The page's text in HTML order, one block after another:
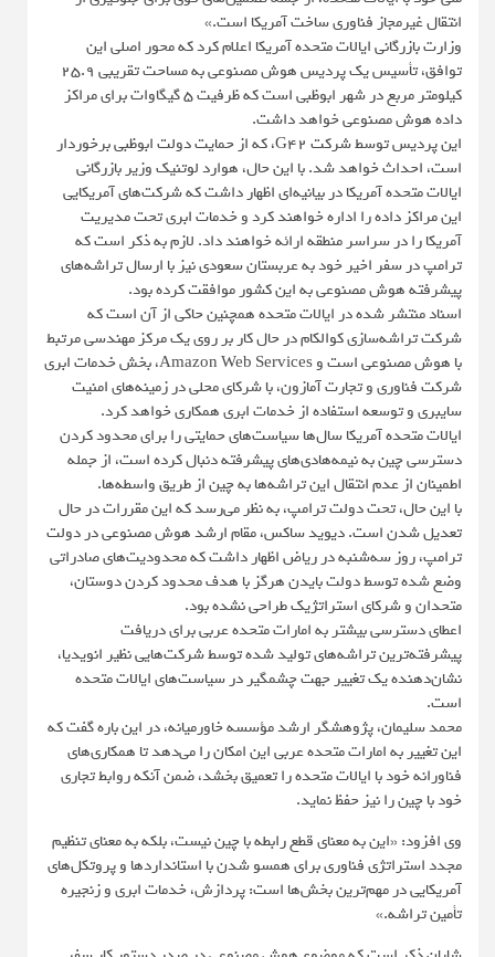
انتقال غیرمجاز فناوری ساخت آمریکا است.»
وزارت بازرگانی ایالات متحده آمریکا اعلام کرد که محور اصلی این
توافق، تأسیس یک پردیس هوش مصنوعی به مساحت تقریبی ۲۵.۹
کیلومتر مربع در شهر ابوظبی است که ظرفیت ۵ گیگاوات برای مراکز
داده هوش مصنوعی خواهد داشت.
این پردیس توسط شرکت G42، که از حمایت دولت ابوظبی برخوردار
است، احداث خواهد شد. با این حال، هوارد لوتنیک وزیر بازرگانی
ایالات متحده آمریکا در بیانیه‌ای اظهار داشت که شرکت‌های آمریکایی
این مراکز داده را اداره خواهند کرد و خدمات ابری تحت مدیریت
آمریکا را در سراسر منطقه ارائه خواهند داد. لازم به ذکر است که
ترامپ در سفر اخیر خود به عربستان سعودی نیز با ارسال تراشه‌های
پیشرفته هوش مصنوعی به این کشور موافقت کرده بود.
اسناد منتشر شده در ایالات متحده همچنین حاکی از آن است که
شرکت تراشه‌سازی کوالکام در حال کار بر روی یک مرکز مهندسی مرتبط
با هوش مصنوعی است و Amazon Web Services، بخش خدمات ابری
شرکت فناوری و تجارت آمازون، با شرکای محلی در زمینه‌های امنیت
سایبری و توسعه استفاده از خدمات ابری همکاری خواهد کرد.
ایالات متحده آمریکا سال‌ها سیاست‌های حمایتی را برای محدود کردن
دسترسی چین به نیمه‌هادی‌های پیشرفته دنبال کرده است، از جمله
اطمینان از عدم انتقال این تراشه‌ها به چین از طریق واسطه‌ها.
با این حال، تحت دولت ترامپ، به نظر می‌رسد که این مقررات در حال
تعدیل شدن است. دیوید ساکس، مقام ارشد هوش مصنوعی در دولت
ترامپ، روز سه‌شنبه در ریاض اظهار داشت که محدودیت‌های صادراتی
وضع شده توسط دولت بایدن هرگز با هدف محدود کردن دوستان،
متحدان و شرکای استراتژیک طراحی نشده بود.
اعطای دسترسی بیشتر به امارات متحده عربی برای دریافت
پیشرفته‌ترین تراشه‌های تولید شده توسط شرکت‌هایی نظیر انویدیا،
نشان‌دهنده یک تغییر جهت چشمگیر در سیاست‌های ایالات متحده
است.
محمد سلیمان، پژوهشگر ارشد مؤسسه خاورمیانه، در این باره گفت که
این تغییر به امارات متحده عربی این امکان را می‌دهد تا همکاری‌های
فناورانه خود با ایالات متحده را تعمیق بخشد، ضمن آنکه روابط تجاری
خود با چین را نیز حفظ نماید.
وی افزود: «این به معنای قطع رابطه با چین نیست، بلکه به معنای تنظیم
مجدد استراتژی فناوری برای همسو شدن با استانداردها و پروتکل‌های
آمریکایی در مهم‌ترین بخش‌ها است: پردازش، خدمات ابری و زنجیره
تأمین تراشه.»